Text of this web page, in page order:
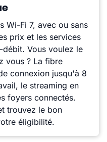
Wi-Fi 7, avec ou sans
prix et les services
débit. Vous voulez le
vous ? La fibre
connexion jusqu'à 8
le streaming en
foyers connectés.
trouvez le bon
éligibilité.